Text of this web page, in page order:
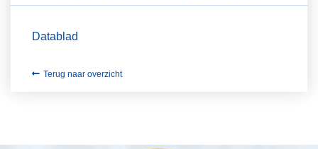
Datablad
Terug naar overzicht